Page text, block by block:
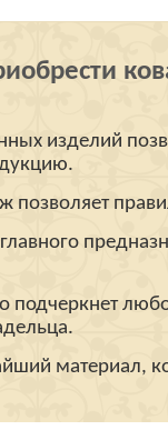
изделий
позволяет
подчеркнет
материал,